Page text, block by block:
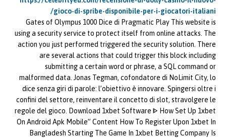
gioco-di-spribe-disponibile-per-i-giocatori-italiani/
Gates of Olympus 1000 Dice di Pragmatic Play This website is
using a security service to protect itself from online attacks. The
action you just performed triggered the security solution. There
are several actions that could trigger this block including
submitting a certain word or phrase, a SQL command or
malformed data. Jonas Tegman, cofondatore di NoLimit City, lo
dice senza giri di parole: l’obiettivo è innovare. Spingersi oltre i
confini del settore, reinventare il concetto di slot, stravolgere le
regole del gioco. Download 1xbet Software ᐈ How Set Up 1xbet
On Android Apk Mobile” Content How To Register Upon 1xbet In
Bangladesh Starting The Game In 1xbet Betting Company Is